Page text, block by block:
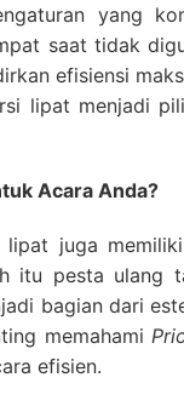
yang
saat tidak
efisiensi
lipat menjadi
Acara Anda?
juga
itu pesta ulang
bagian dari
memahami
efisien.